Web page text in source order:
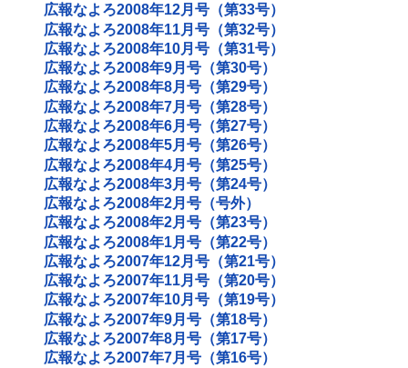
広報なよろ2008年12月号（第33号）
広報なよろ2008年11月号（第32号）
広報なよろ2008年10月号（第31号）
広報なよろ2008年9月号（第30号）
広報なよろ2008年8月号（第29号）
広報なよろ2008年7月号（第28号）
広報なよろ2008年6月号（第27号）
広報なよろ2008年5月号（第26号）
広報なよろ2008年4月号（第25号）
広報なよろ2008年3月号（第24号）
広報なよろ2008年2月号（号外）
広報なよろ2008年2月号（第23号）
広報なよろ2008年1月号（第22号）
広報なよろ2007年12月号（第21号）
広報なよろ2007年11月号（第20号）
広報なよろ2007年10月号（第19号）
広報なよろ2007年9月号（第18号）
広報なよろ2007年8月号（第17号）
広報なよろ2007年7月号（第16号）